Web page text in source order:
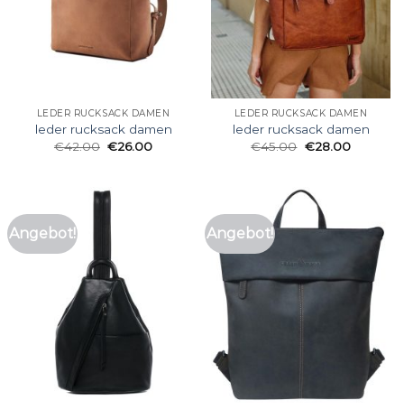
LEDER RUCKSACK DAMEN
leder rucksack damen
€42.00 €26.00
LEDER RUCKSACK DAMEN
leder rucksack damen
€45.00 €28.00
Angebot! Angebot!